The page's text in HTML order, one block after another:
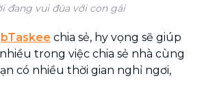
đang vui đùa với con gái
bTaskee chia sẻ, hy vọng sẽ giúp
trong việc chia sẻ nhà cùng
có nhiều thời gian nghỉ ngơi,